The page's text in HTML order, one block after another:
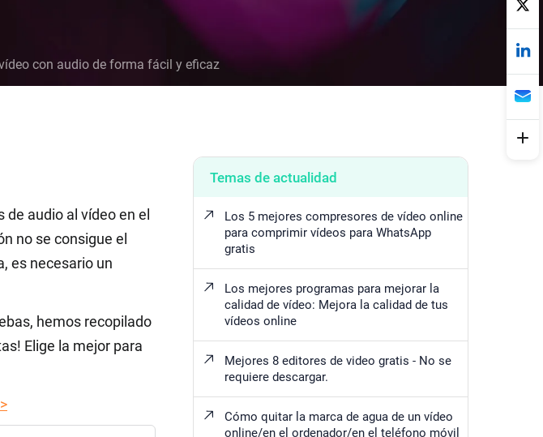
con audio de forma fácil y eficaz
audio al vídeo en el
no se consigue el
es necesario un
hemos recopilado
Elige la mejor para
Temas de actualidad
Los 5 mejores compresores de vídeo online
para comprimir vídeos para WhatsApp
gratis
Los mejores programas para mejorar la
calidad de vídeo: Mejora la calidad de tus
vídeos online
Mejores 8 editores de video gratis - No se
requiere descargar.
Cómo quitar la marca de agua de un vídeo
online/en el ordenador/en el teléfono móvil